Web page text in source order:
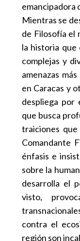
emancipadora
Mientras se
de Filosofía el
la historia que
complejas y
amenazas
en Caracas y
despliega por
que busca
traiciones que
Comandante
énfasis e
sobre la
desarrolla el
visto,
contra el
región son